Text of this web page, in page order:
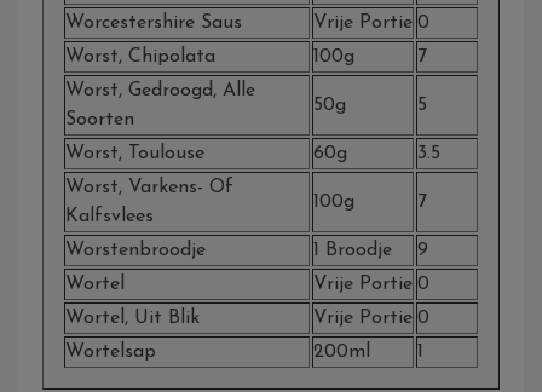
Worcestershire Saus
Vrije Portie 0
Worst, Chipolata
100g
7
Worst, Gedroogd, Alle
Soorten
50g 5
Worst, Toulouse 60g
3.5
Worst, Varkens- Of
Kalfsvlees
100g 7
Worstenbroodje 1 Broodje
9
Wortel
Vrije Portie 0
Wortel, Uit Blik
Vrije Portie 0
Wortelsap
200ml 1